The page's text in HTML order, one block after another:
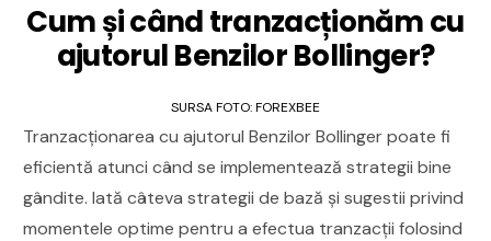
Cum și când tranzacționăm cu
ajutorul Benzilor Bollinger?
SURSA FOTO: FOREXBEE
Tranzacționarea cu ajutorul Benzilor Bollinger poate fi
eficientă atunci când se implementează strategii bine
gândite. Iată câteva strategii de bază și sugestii privind
momentele optime pentru a efectua tranzacții folosind